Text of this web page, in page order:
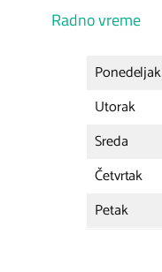
Radno vreme
Ponedeljak
Utorak
Sreda
Četvrtak
Petak